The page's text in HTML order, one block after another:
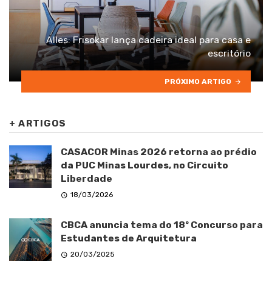
Alles: Frisokar lança cadeira ideal para casa e
escritório
PRÓXIMO ARTIGO
+ARTIGOS
CASACOR Minas 2026 retorna ao prédio
da PUC Minas Lourdes, no Circuito
Liberdade
18/03/2026
CBCA anuncia tema do 18º Concurso para
Estudantes de Arquitetura
20/03/2025